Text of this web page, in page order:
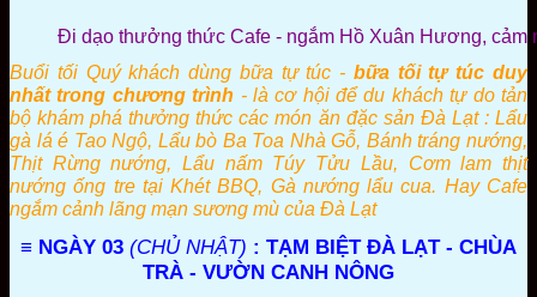
Đi dạo thưởng thức Cafe - ngắm Hồ Xuân Hương, cảm
Buổi tối Quý kháchdùng bữa tự túc - bữa tối tự túc duy
nhất trong chương trình - là cơ hội để du khách tự dotản
bộ khám phá thưởng thức các món ăn đặc sản Đà Lạt : Lẩu
gà lá é Tao Ngộ, Lẩu bò Ba Toa Nhà Gỗ, Bánh tráng nướng,
Thịt Rừng nướng, Lẩu nấm Túy Tửu Lầu, Cơm lam thịt
nướng ống tre tại Khét BBQ, Gà nướng lẩu cua. Hay Cafe
ngắm cảnh lãng mạn sương mù của Đà Lạt
≡ NGÀY 03 (CHỦ NHẬT) : TẠM BIỆT ĐÀ LẠT - CHÙA
TRÀ - VƯỜN CANH NÔNG